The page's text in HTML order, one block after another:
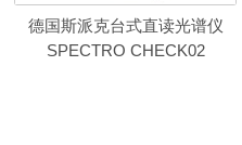
德国斯派克台式直读光谱仪
SPECTRO CHECK02